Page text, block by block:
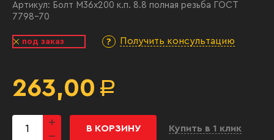
Артикул: Болт М36х200 к.п. 8.8 полная резьба ГОСТ
7798-70
под заказ Получить консультацию
263,00 Р
В КОРЗИНУ Купить в 1 клик